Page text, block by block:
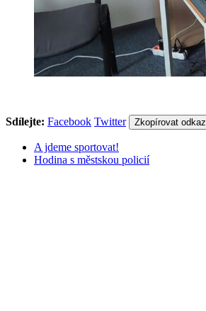
Sdílejte: Facebook Twitter Zkopírovat odkaz
A jdeme sportovat!
Hodina s městskou policií